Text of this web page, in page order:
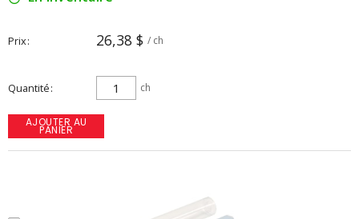
Prix 26,38 $ / ch
Quantité ch
AJOUTER AU
PANIER